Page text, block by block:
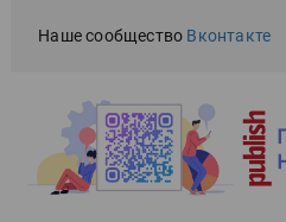
Наше сообщество Вконтакте